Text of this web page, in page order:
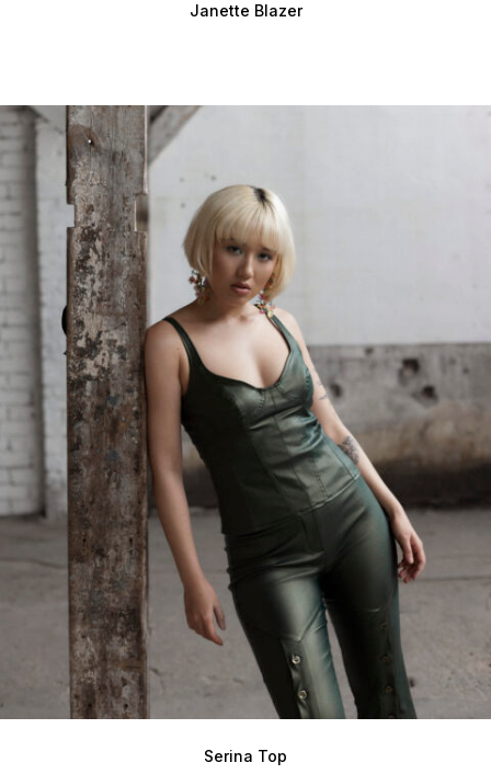
Janette Blazer
Serina Top